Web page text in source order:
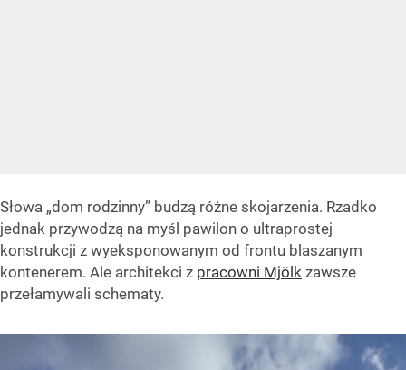
Słowa „dom rodzinny” budzą różne skojarzenia. Rzadko
jednak przywodzą na myśl pawilon o ultraprostej
konstrukcji z wyeksponowanym od frontu blaszanym
kontenerem. Ale architekci z pracowni Mjölk zawsze
przełamywali schematy.